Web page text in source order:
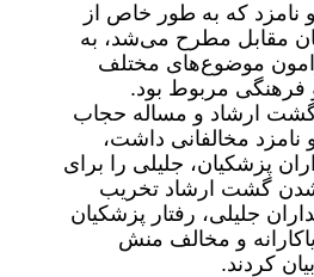
نامزد که به طور خاص از
مقابل مطرح می‌شد، به
موضوع‌های مختلف
فرهنگی مربوط بود.
گشت ارشاد و مساله حجاب
نامزد مخالفانی داشت،
پزشکیان، جلیلی را برای
گشت ارشاد تخریب
جلیلی، رفتار پزشکیان
و مخالف منش
کردند.